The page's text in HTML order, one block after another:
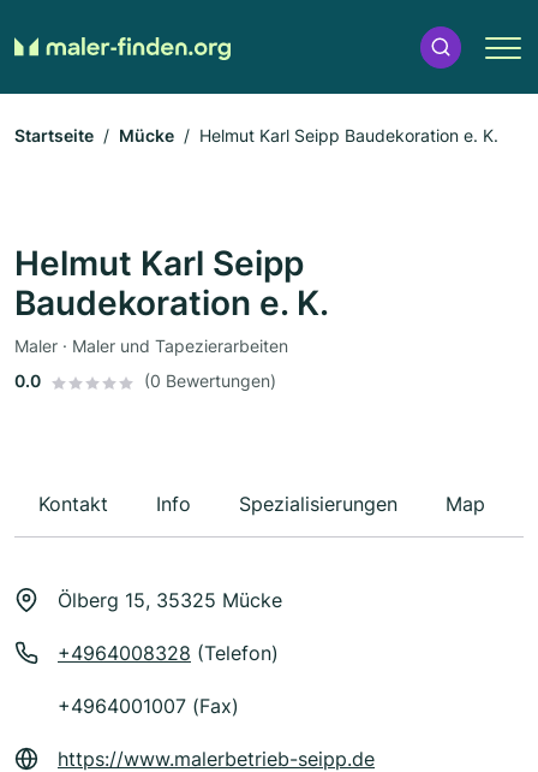
Startseite Mücke Helmut Karl Seipp Baudekoration e. K.
Helmut Karl Seipp
Baudekoration e. K.
Maler · Maler und Tapezierarbeiten
0.0
(0 Bewertungen)
Kontakt Info Spezialisierungen Map
Ölberg 15, 35325 Mücke
+4964008328 (Telefon)
+4964001007 (Fax)
https://www.malerbetrieb-seipp.de